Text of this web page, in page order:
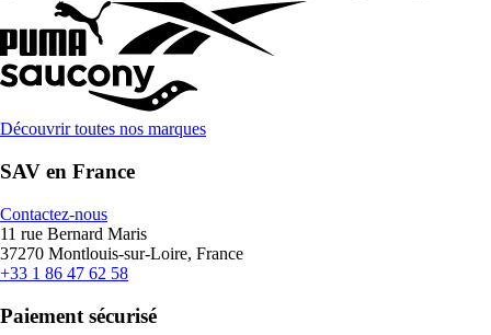
Découvrir toutes nos marques
SAV en France
Contactez-nous
11 rue Bernard Maris
37270 Montlouis-sur-Loire, France
+33 1 86 47 62 58
Paiement sécurisé